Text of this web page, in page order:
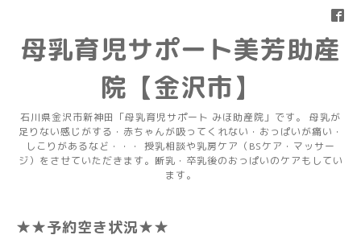
母乳育児サポート美芳助産
院【金沢市】
石川県金沢市新神田「母乳育児サポート みほ助産院」です。 母乳が
足りない感じがする・赤ちゃんが吸ってくれない・おっぱいが痛い・
しこりがあるなど・・・ 授乳相談や乳房ケア（BSケア・マッサー
ジ）をさせていただきます。断乳・卒乳後のおっぱいのケアもしてい
ます。
★★予約空き状況★★